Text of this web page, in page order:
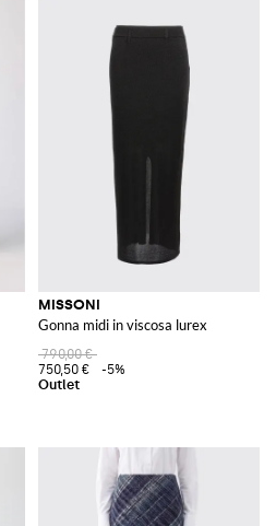
MISSONI
Gonna midi in viscosa lurex
790,00 €
750,50 €
-5%